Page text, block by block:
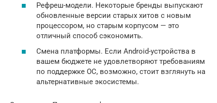
Рефреш-модели. Некоторые бренды выпускают
обновленные версии старых хитов с новым
процессором, но старым корпусом — это
отличный способ сэкономить.
Смена платформы. Если Android-устройства в
вашем бюджете не удовлетворяют требованиям
по поддержке ОС, возможно, стоит взглянуть на
альтернативные экосистемы.